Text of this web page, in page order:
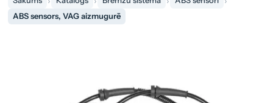
ABS sensors, VAG aizmugurē